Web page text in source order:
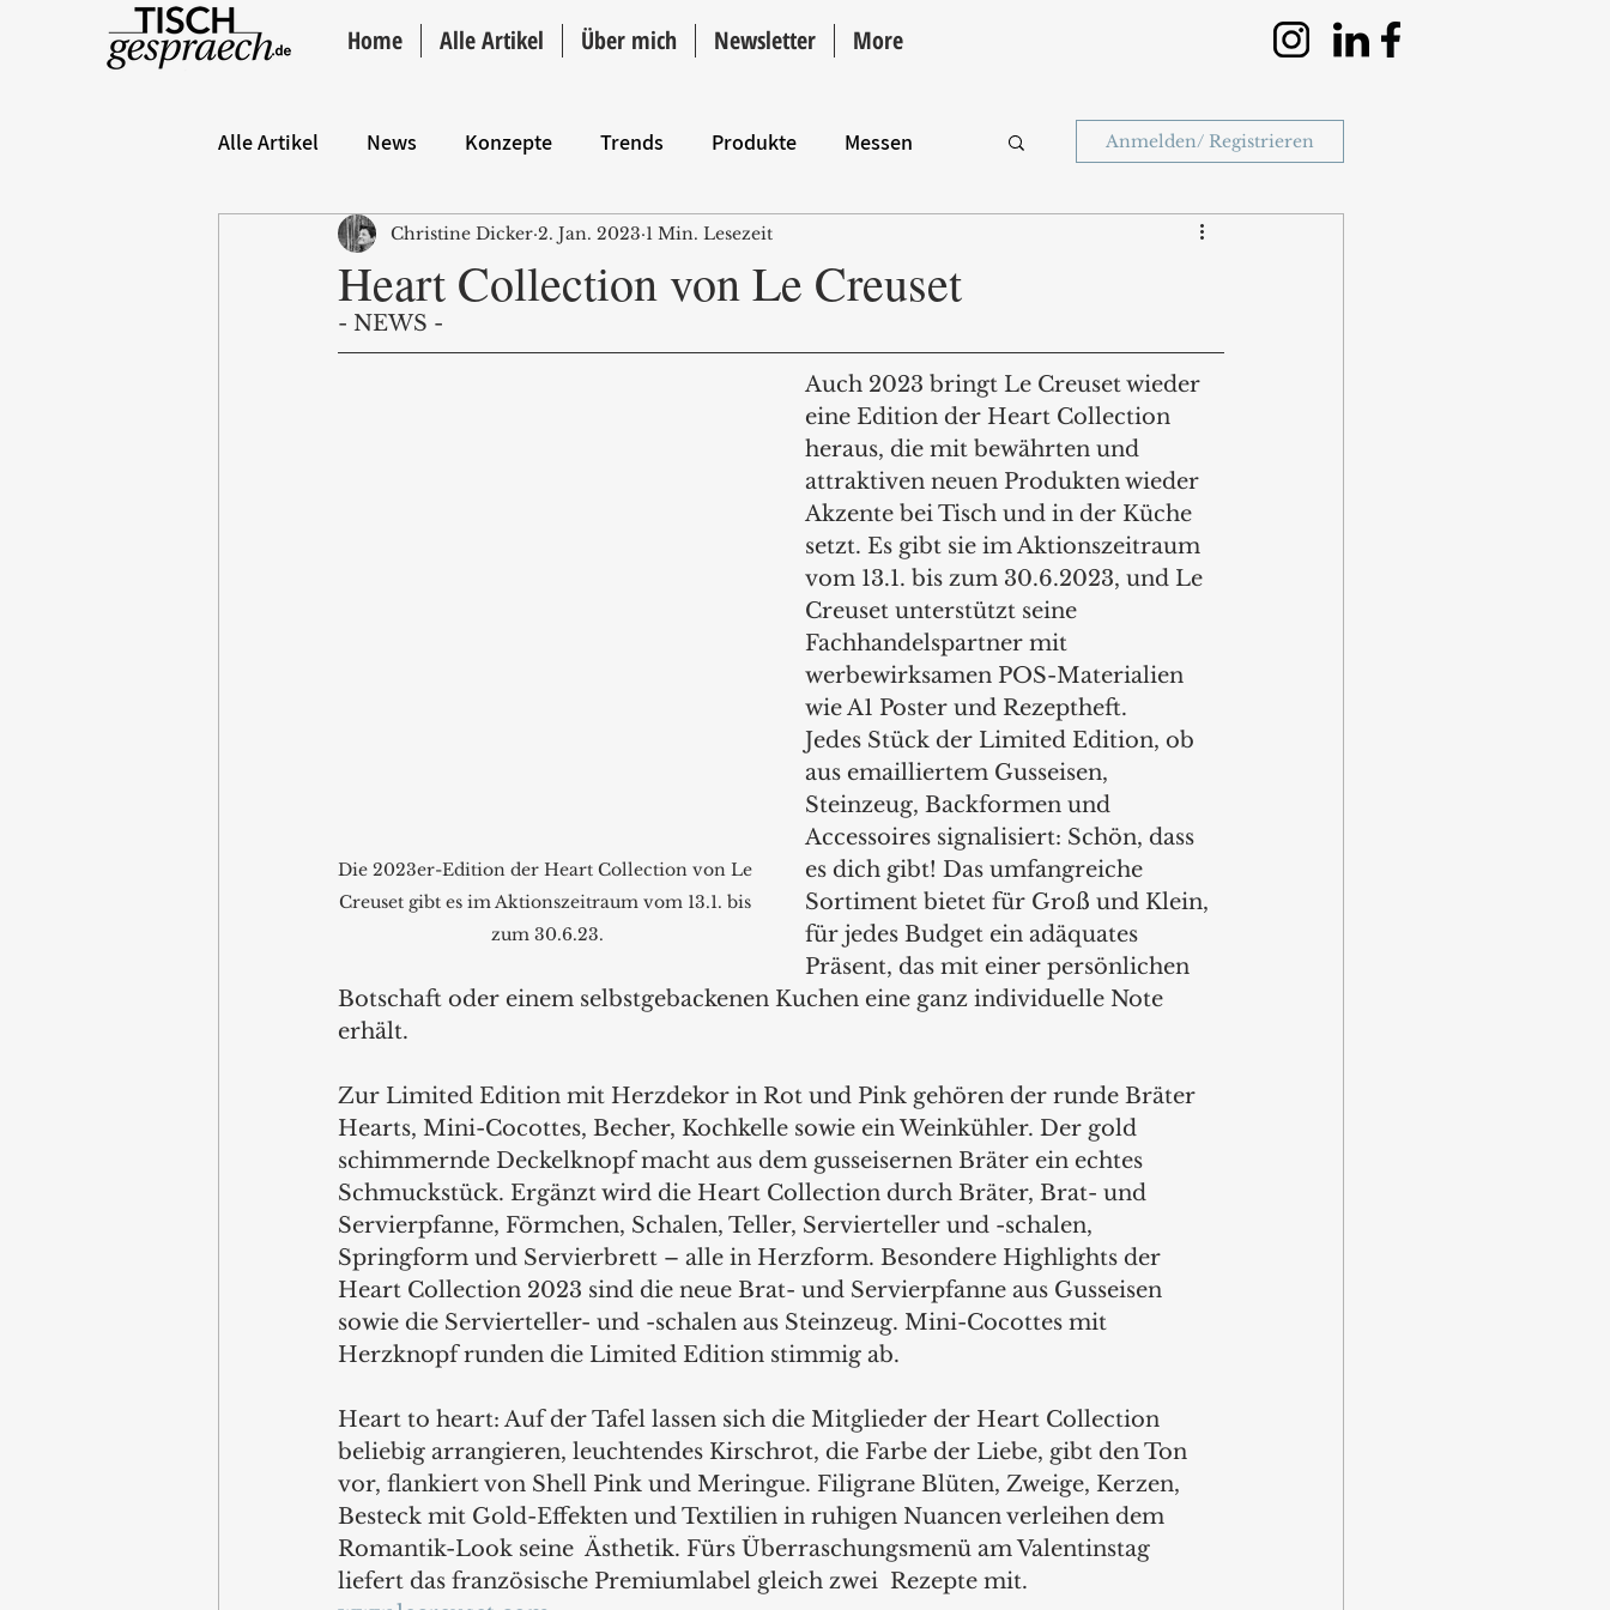
Home Alle Artikel Über mich Newsletter More
Alle Artikel News Konzepte Trends Produkte Messen
Hintergrund ANZEIGE Intro
Anmelden/ Registrieren
Heart Collection von Le Creuset
Christine Dicker 2. Jan. 2023 1 Min. Lesezeit
- NEWS -
Die 2023er-Edition der Heart Collection von Le
Creuset gibt es im Aktionszeitraum vom 13.1. bis
zum 30.6.23.
Auch 2023 bringt Le Creuset wieder
eine Edition der Heart Collection
heraus, die mit bewährten und
attraktiven neuen Produkten wieder
Akzente bei Tisch und in der Küche
setzt. Es gibt sie im Aktionszeitraum
vom 13.1. bis zum 30.6.2023, und Le
Creuset unterstützt seine
Fachhandelspartner mit
werbewirksamen POS-Materialien
wie A1 Poster und Rezeptheft.
Jedes Stück der Limited Edition, ob
aus emailliertem Gusseisen,
Steinzeug, Backformen und
Accessoires signalisiert: Schön, dass
es dich gibt! Das umfangreiche
Sortiment bietet für Groß und Klein,
für jedes Budget ein adäquates
Präsent, das mit einer persönlichen
Botschaft oder einem selbstgebackenen Kuchen eine ganz individuelle Note
erhält.
Zur Limited Edition mit Herzdekor in Rot und Pink gehören der runde Bräter
Hearts, Mini-Cocottes, Becher, Kochkelle sowie ein Weinkühler. Der gold
schimmernde Deckelknopf macht aus dem gusseisernen Bräter ein echtes
Schmuckstück. Ergänzt wird die Heart Collection durch Bräter, Brat- und
Servierpfanne, Förmchen, Schalen, Teller, Servierteller und -schalen,
Springform und Servierbrett – alle in Herzform. Besondere Highlights der
Heart Collection 2023 sind die neue Brat- und Servierpfanne aus Gusseisen
sowie die Servierteller- und -schalen aus Steinzeug. Mini-Cocottes mit
Herzknopf runden die Limited Edition stimmig ab.
Heart to heart: Auf der Tafel lassen sich die Mitglieder der Heart Collection
beliebig arrangieren, leuchtendes Kirschrot, die Farbe der Liebe, gibt den Ton
vor, flankiert von Shell Pink und Meringue. Filigrane Blüten, Zweige, Kerzen,
Besteck mit Gold-Effekten und Textilien in ruhigen Nuancen verleihen dem
Romantik-Look seine  Ästhetik. Fürs Überraschungsmenü am Valentinstag
liefert das französische Premiumlabel gleich zwei  Rezepte mit.